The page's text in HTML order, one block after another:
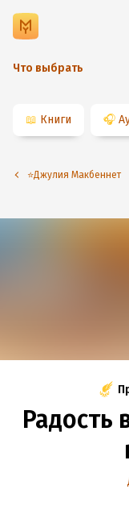
Что выбрать
📖 Книги 🎧
⭐️Джулия Макбеннет
Радость